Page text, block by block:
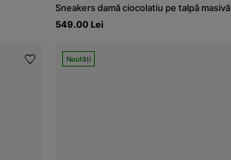
Sneakers damă ciocolatiu pe talpă masivă
549.00 Lei
Noutăți